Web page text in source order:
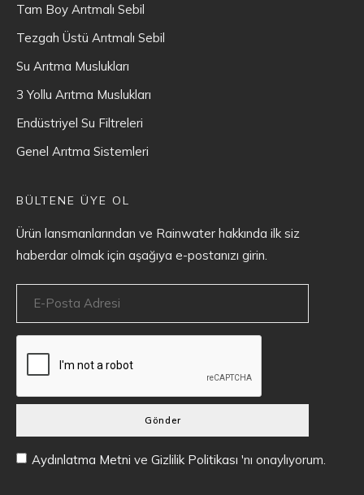
Tam Boy Arıtmalı Sebil
Tezgah Üstü Arıtmalı Sebil
Su Arıtma Muslukları
3 Yollu Arıtma Muslukları
Endüstriyel Su Filtreleri
Genel Arıtma Sistemleri
BÜLTENE ÜYE OL
Ürün lansmanlarından ve Rainwater hakkında ilk siz
haberdar olmak için aşağıya e-postanızı girin.
Gönder
Aydınlatma Metni ve Gizlilik Politikası 'nı onaylıyorum.